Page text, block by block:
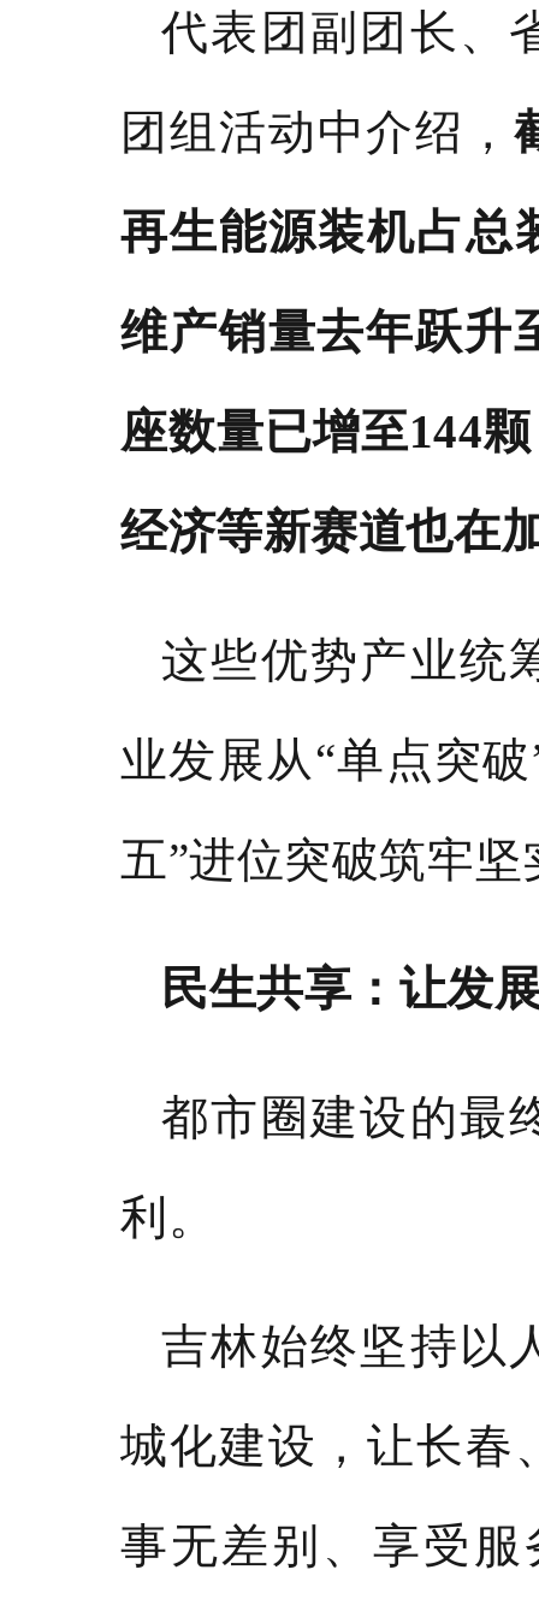
代表团副团长、
团组活动中介绍，
再生能源装机占总
维产销量去年跃升
座数量已增至144
经济等新赛道也在
这些优势产业统
业发展从“单点突
五”进位突破筑牢坚
民生共享：让发
都市圈建设的最
利。
吉林始终坚持以
城化建设，让长春
事无差别、享受